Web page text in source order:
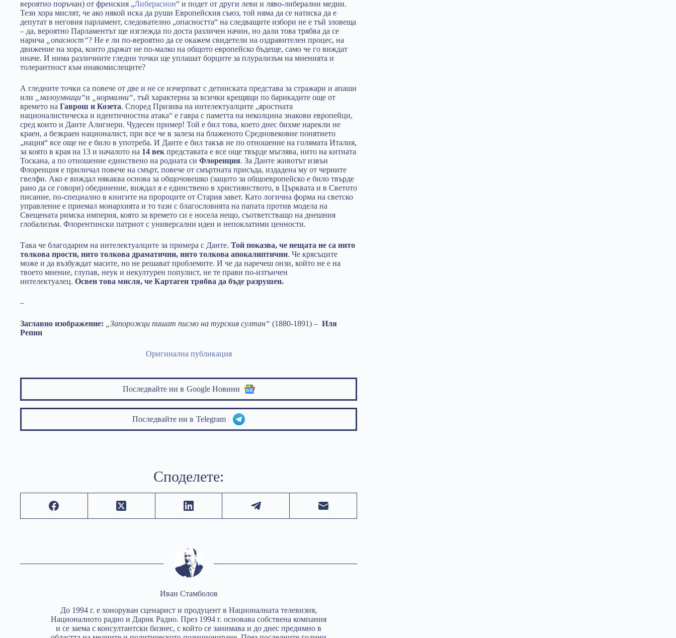
вероятно поръчан) от френския „Либерасион“ и подет от други леви и ляво-либерални медии.
Тези хора мислят, че ако някой иска да руши Европейския съюз, той няма да се натиска да е
депутат в неговия парламент, следователно „опасността“ на следващите избори не е тъй зловеща
– да, вероятно Парламентът ще изглежда по доста различен начин, но дали това трябва да се
нарича
„опасност“? Не е ли по-вероятно да се окажем свидетели на оздравителен процес, на
движение на хора, които държат не по-малко на общото европейско бъдеще, само че го виждат
иначе. И нима различните гледни точки ще уплашат борците за плурализъм на мненията и
толерантност към инакомислещите?
А гледните точки са повече от две и не се изчерпват с детинската представа за стражари и апаши
или
„малоумници“и „нормални“, тъй характерна за всички крещящи по барикадите още от
времето на Гаврош и Козета. Според Призива на интелектуалците „яростната
националистическа и идентичностна атака“ е гавра с паметта на неколцина знакови европейци,
сред които и Данте Алигиери. Чудесен пример! Той е бил това, което днес бихме нарекли не
краен, а безкраен националист, при все че в залеза на блаженото Средновековие понятието
„нация“ все още не е било в употреба. И Данте е бил такъв не по отношение на голямата Италия,
за която в края на 13 и началото на 14 век представата е все още твърде мъглява, нито на китната
Тоскана, а по отношение единствено на родната си Флоренция. За Данте животът извън
Флоренция е приличал повече на смърт, повече от смъртната присъда, издадена му от черните
гвелфи. Ако е виждал някаква основа за общочовешко (защото за общоевропейско е било твърде
рано да се говори) обединение, виждал я е единствено в християнството, в Църквата и в Светото
писание, по-специално в книгите на пророците от Стария завет. Като логична форма на светско
управление е приемал монархията и то тази с благословията на папата против модела на
Свещената римска империя, която за времето си е носела нещо, съответстващо на днешния
глобализъм. Флорентински патриот с универсални идеи и непоклатими ценности.
Така че благодарим на интелектуалците за примера с Данте. Той показва, че нещата не са нито
толкова прости, нито толкова драматични, нито толкова апокалиптични. Че крясъците
може и да възбуждат масите, но не решават проблемите. И че да наречеш онзи, който не е на
твоето мнение, глупав, неук и некултурен популист, не те прави по-изтънчен
интелектуалец. Освен това мисля, че Картаген трябва да бъде разрушен.
–
Заглавно изображение: „Запорожци пишат писмо на турския султан“ (1880-1891) – Иля
Репин
Оригинална публикация
Последвайте ни в Google Новини
Последвайте ни в Telegram
Споделете:
Иван Стамболов
До 1994 г. е хоноруван сценарист и продуцент в Националната телевизия,
Националното радио и Дарик Радио. През 1994 г. основава собствена компания
и се заема с консултантски бизнес, с който се занимава и до днес предимно в